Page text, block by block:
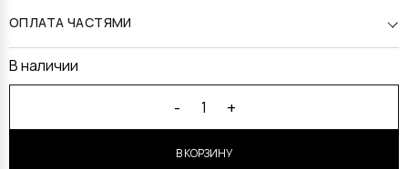
СОСТАВЛЯЛА
8
200 ₽.
4
100 ₽.
ОПЛАТА ЧАСТЯМИ
В наличии
- 1 +
В КОРЗИНУ